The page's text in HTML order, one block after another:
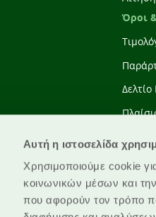
Αυτή η ιστοσελίδα
Χρησιμοποιούμε cookie
κοινωνικών μέσων και
που αφορούν τον τρόπο
Όροι